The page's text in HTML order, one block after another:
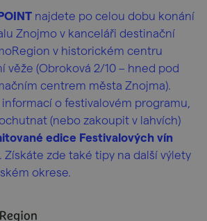
najdete po celou dobu konání
Znojmo v kanceláři destinační
v historickém centru
věže (Obroková 2/10 – hned pod
centrem města Znojma).
o festivalovém programu,
(nebo zakoupit v lahvích)
edice Festivalových vín
zde také tipy na další výlety
okrese.